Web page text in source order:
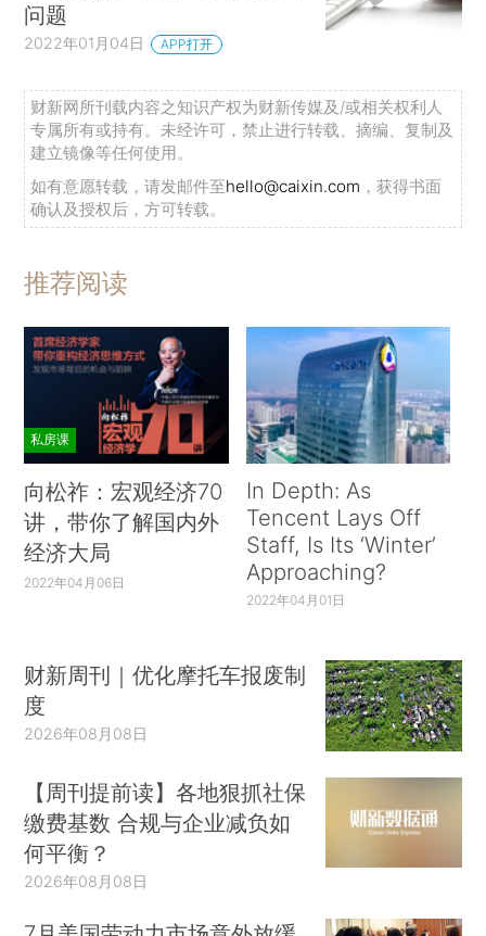
问题
2022年01月04日 APP打开
财新网所刊载内容之知识产权为财新传媒及/或相关权利人
专属所有或持有。未经许可，禁止进行转载、摘编、复制及
建立镜像等任何使用。
如有意愿转载，请发邮件至hello@caixin.com ，获得书面
确认及授权后，方可转载。
推荐阅读
私房课
向松祚：宏观经济70
讲，带你了解国内外
经济大局
2022年04月06日
In Depth: As
Tencent Lays Off
Staff, Is Its ‘Winter’
Approaching?
2022年04月01日
财新周刊｜优化摩托车报废制
度
2026年08月08日
【周刊提前读】各地狠抓社保
缴费基数 合规与企业减负如
何平衡？
2026年08月08日